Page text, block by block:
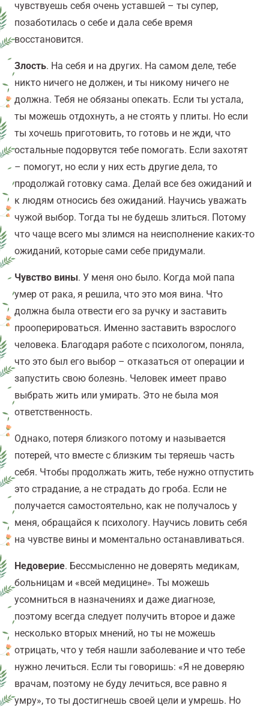
чувствуешь себя очень уставшей – ты супер,
позаботилась о себе и дала себе время
восстановится.
Злость. На себя и на других. На самом деле, тебе
никто ничего не должен, и ты никому ничего не
должна. Тебя не обязаны опекать. Если ты устала,
ты можешь отдохнуть, а не стоять у плиты. Но если
ты хочешь приготовить, то готовь и не жди, что
остальные подорвутся тебе помогать. Если захотят
– помогут, но если у них есть другие дела, то
продолжай готовку сама. Делай все без ожиданий и
к людям относись без ожиданий. Научись уважать
чужой выбор. Тогда ты не будешь злиться. Потому
что чаще всего мы злимся на неисполнение каких-то
ожиданий, которые сами себе придумали.
Чувство вины. У меня оно было. Когда мой папа
умер от рака, я решила, что это моя вина. Что
должна была отвести его за ручку и заставить
прооперироваться. Именно заставить взрослого
человека. Благодаря работе с психологом, поняла,
что это был его выбор – отказаться от операции и
запустить свою болезнь. Человек имеет право
выбрать жить или умирать. Это не была моя
ответственность.
Однако, потеря близкого потому и называется
потерей, что вместе с близким ты теряешь часть
себя. Чтобы продолжать жить, тебе нужно отпустить
это страдание, а не страдать до гроба. Если не
получается самостоятельно, как не получалось у
меня, обращайся к психологу. Научись ловить себя
на чувстве вины и моментально останавливаться.
Недоверие. Бессмысленно не доверять медикам,
больницам и «всей медицине». Ты можешь
усомниться в назначениях и даже диагнозе,
поэтому всегда следует получить второе и даже
несколько вторых мнений, но ты не можешь
отрицать, что у тебя нашли заболевание и что тебе
нужно лечиться. Если ты говоришь: «Я не доверяю
врачам, поэтому не буду лечиться, все равно я
умру», то ты достигнешь своей цели и умрешь. Но